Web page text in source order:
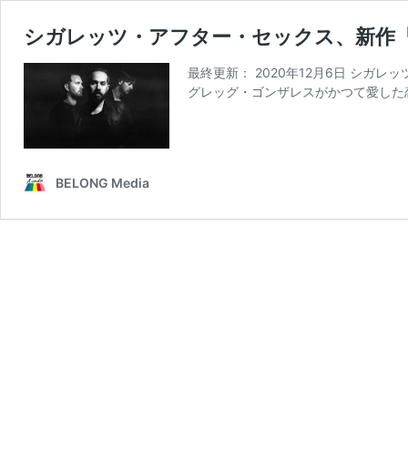
シガレッツ・アフター・セックス、新作
最終更新： 2020年12月6日 シガレ
グレッグ・ゴンザレスがかつて愛し
BELONG Media